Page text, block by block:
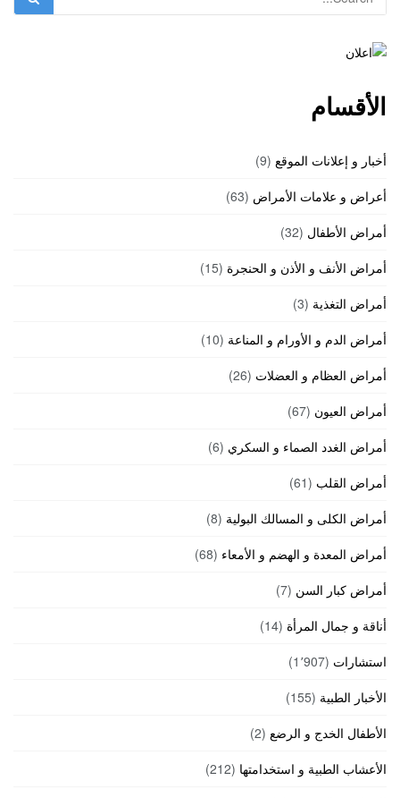
الأقسام
أخبار و إعلانات الموقع (9)
أعراض و علامات الأمراض (63)
أمراض الأطفال (32)
أمراض الأنف و الأذن و الحنجرة (15)
أمراض التغذية (3)
أمراض الدم و الأورام و المناعة (10)
أمراض العظام و العضلات (26)
أمراض العيون (67)
أمراض الغدد الصماء و السكري (6)
أمراض القلب (61)
أمراض الكلى و المسالك البولية (8)
أمراض المعدة و الهضم و الأمعاء (68)
أمراض كبار السن (7)
أناقة و جمال المرأة (14)
استشارات (1٬907)
الأخبار الطبية (155)
الأطفال الخدج و الرضع (2)
الأعشاب الطبية و استخدامتها (212)